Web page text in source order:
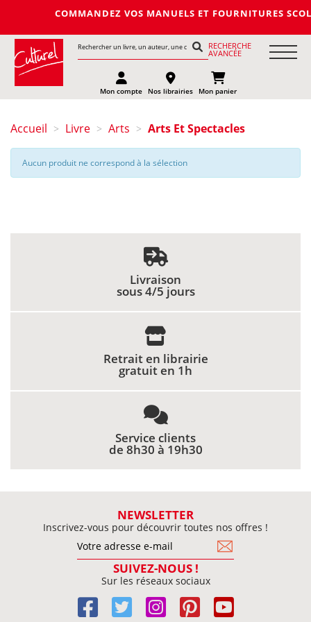
COMMANDEZ VOS MANUELS ET
RECHERCHE
AVANCÉE
Mon compte Nos librairies Mon panier
Accueil > Livre > Arts > Arts Et Spectacles
Aucun produit ne correspond à la sélection
Livraison
sous 4/5 jours
Retrait en librairie
gratuit en 1h
Service clients
de 8h30 à 19h30
NEWSLETTER
Inscrivez-vous pour découvrir toutes nos offres !
SUIVEZ-NOUS !
Sur les réseaux sociaux